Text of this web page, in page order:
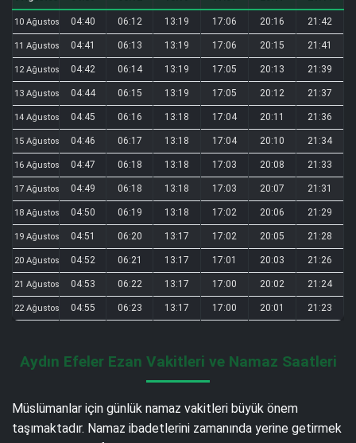
10 Ağustos 04:40 06:12 13:19 17:06 20:16 21:42
11 Ağustos 04:41 06:13 13:19 17:06 20:15 21:41
12 Ağustos 04:42 06:14 13:19 17:05 20:13 21:39
13 Ağustos 04:44 06:15 13:19 17:05 20:12 21:37
14 Ağustos 04:45 06:16 13:18 17:04 20:11 21:36
15 Ağustos 04:46 06:17 13:18 17:04 20:10 21:34
16 Ağustos 04:47 06:18 13:18 17:03 20:08 21:33
17 Ağustos 04:49 06:18 13:18 17:03 20:07 21:31
18 Ağustos 04:50 06:19 13:18 17:02 20:06 21:29
19 Ağustos 04:51 06:20 13:17 17:02 20:05 21:28
20 Ağustos 04:52 06:21 13:17 17:01 20:03 21:26
21 Ağustos 04:53 06:22 13:17 17:00 20:02 21:24
22 Ağustos 04:55 06:23 13:17 17:00 20:01 21:23
Aydın Efeler Ezan Vakitleri ve Namaz Saatleri
Müslümanlar için günlük namaz vakitleri büyük önem
taşımaktadır. Namaz ibadetlerini zamanında yerine getirmek